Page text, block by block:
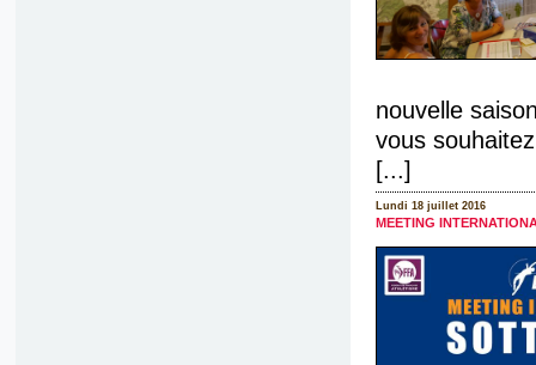
nouvelle
vous
[...]
Lundi 18 juillet 2016
MEETING